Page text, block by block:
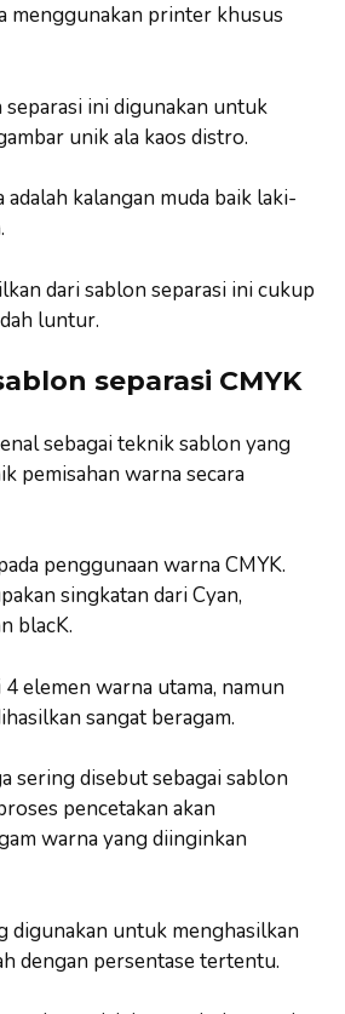
menggunakan printer khusus
separasi ini digunakan untuk
unik ala kaos distro.
kalangan muda baik laki-
dari sablon separasi ini cukup
luntur.
separasi CMYK
sebagai teknik sablon yang
pemisahan warna secara
penggunaan warna CMYK.
singkatan dari Cyan,
blacK.
elemen warna utama, namun
sangat beragam.
sering disebut sebagai sablon
pencetakan akan
warna yang diinginkan
digunakan untuk menghasilkan
dengan persentase tertentu.